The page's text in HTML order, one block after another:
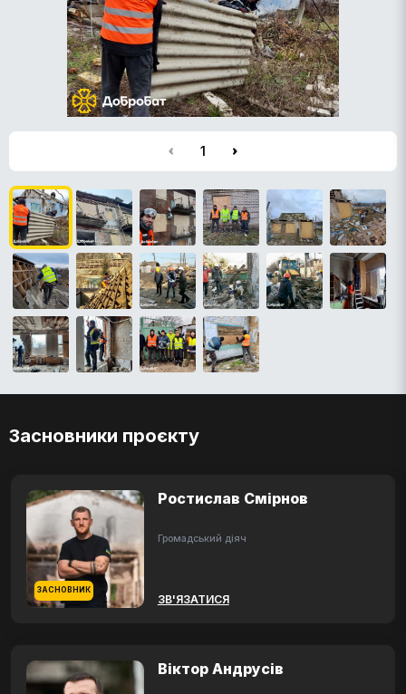
1
Засновники проєкту
ЗАСНОВНИК
Ростислав Смірнов
Громадський діяч
ЗВ'ЯЗАТИСЯ
Віктор Андрусів